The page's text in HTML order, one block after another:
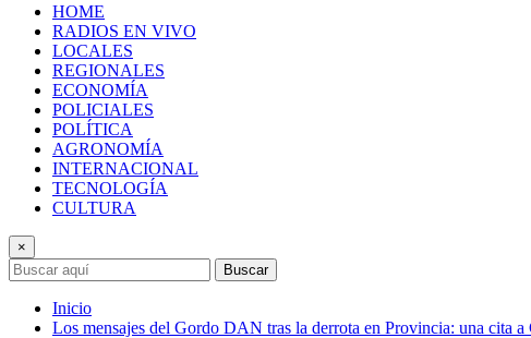
HOME
RADIOS EN VIVO
LOCALES
REGIONALES
ECONOMÍA
POLICIALES
POLÍTICA
AGRONOMÍA
INTERNACIONAL
TECNOLOGÍA
CULTURA
×
Buscar
Inicio
Los mensajes del Gordo DAN tras la derrota en Provincia: una cita